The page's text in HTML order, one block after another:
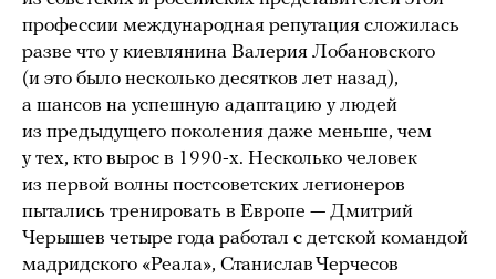
профессии международная репутация сложилась
разве что у киевлянина Валерия Лобановского
(и это было несколько десятков лет назад),
а шансов на успешную адаптацию у людей
из предыдущего поколения даже меньше, чем
у тех, кто вырос в 1990-х. Несколько человек
из первой волны постсоветских легионеров
пытались тренировать в Европе — Дмитрий
Черышев четыре года работал с детской командой
мадридского «Реала», Станислав Черчесов